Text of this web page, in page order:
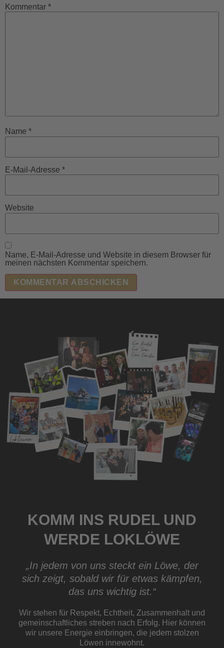
Kommentar *
Name *
E-Mail-Adresse *
Website
Name, E-Mail-Adresse und Website in diesem Browser für
meinen nächsten Kommentar speichern.
KOMM INS RUDEL UND
WERDE LOKLÖWE
„In jedem von uns steckt ein Löwe, der
sich zeigt, sobald wir für etwas kämpfen,
das uns wichtig ist.“​
Wir stehen für Respekt, Echtheit, Zusammenhalt und
gemeinschaftliches streben nach Erfolg. Hier können
wir unsere Energie einbringen, die jedem stolzen
Löwen innewohnt.